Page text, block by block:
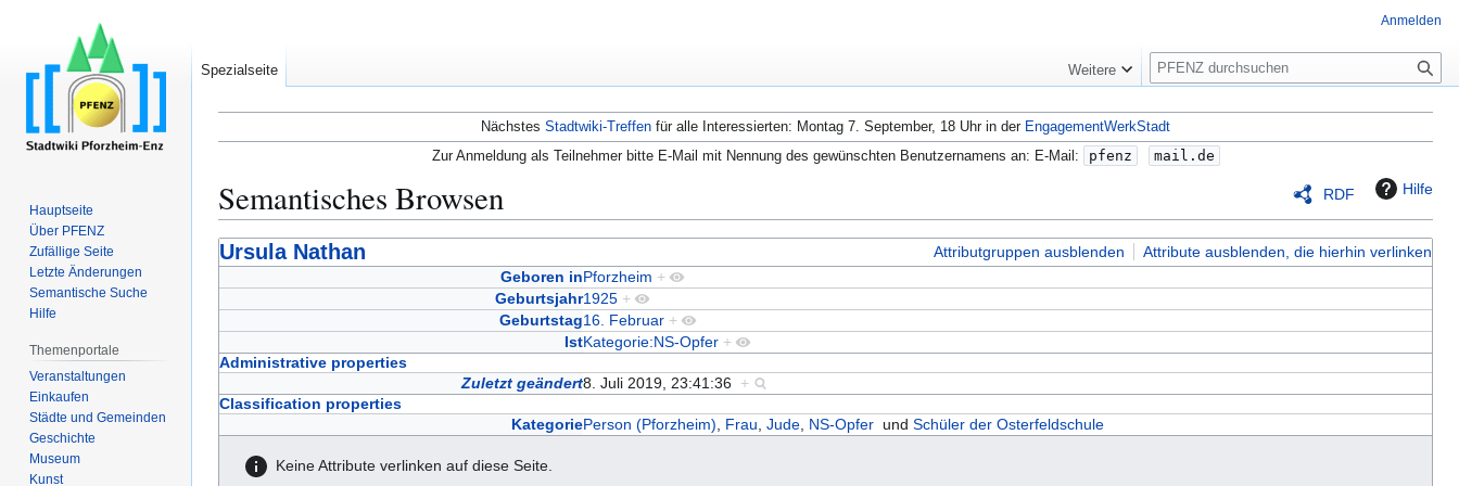
Nächstes Stadtwiki-Treffen für alle Interessierten: Montag 7. September, 18 Uhr in der EngagementWerkStadt
Zur Anmeldung als Teilnehmer bitte E-Mail mit Nennung des gewünschten Benutzernamens an: E-Mail:
pfenz mail.de
RDF Hilfe
Semantisches Browsen
Zur
Navigation
Zur
Suche
Ursula Nathan Attributgruppen ausblenden
Attribute ausblenden, die hierhin verlinken
Geboren inPforzheim +
Geburtsjahr1925 +
Geburtstag16. Februar +
IstKategorie:NS-Opfer +
Administrative properties
Zuletzt geändert8. Juli 2019, 23:41:36 +
Classification properties
KategoriePerson (Pforzheim) Frau ,Jude NS-Opfer undSchüler der Osterfeldschule
Keine Attribute verlinken auf diese Seite.
Anmelden
Spezialseite Weitere
S
u
c
h
e
Hauptseite
Über PFENZ
Zufällige Seite
Letzte Änderungen
Semantische Suche
Hilfe
Themenportale
Veranstaltungen
Einkaufen
Städte und Gemeinden
Geschichte
Museum
Kunst